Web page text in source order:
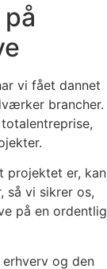
vi fået dannet
brancher.
projektet er, kan
så vi sikrer os,
på en ordentlig
og den